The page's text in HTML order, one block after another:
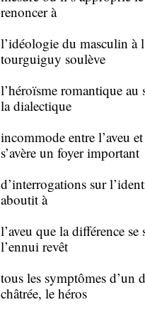
renoncer à
l’idéologie du masculin à
tourguiguy soulève
l’héroïsme romantique au
la dialectique
incommode entre l’aveu
s’avère un foyer important
d’interrogations sur
aboutit à
l’aveu que la différence
l’ennui revêt
tous les symptômes d’un
châtrée, le héros